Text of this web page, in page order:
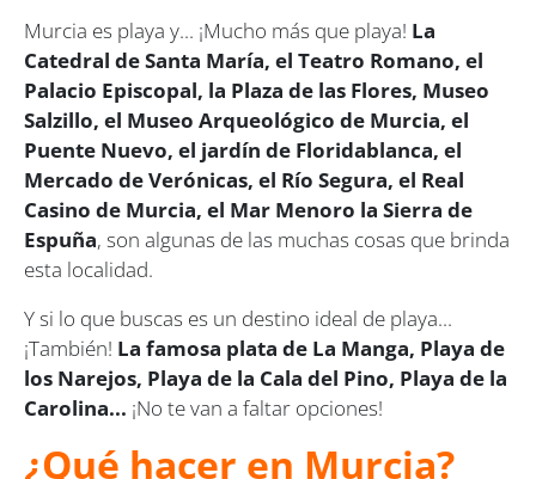
Murcia es playa y... ¡Mucho más que playa! La
Catedral de Santa María, el Teatro Romano, el
Palacio Episcopal, la Plaza de las Flores, Museo
Salzillo, el Museo Arqueológico de Murcia, el
Puente Nuevo, el jardín de Floridablanca, el
Mercado de Verónicas, el Río Segura, el Real
Casino de Murcia, el Mar Menoro la Sierra de
Espuña, son algunas de las muchas cosas que brinda
esta localidad.
Y si lo que buscas es un destino ideal de playa...
¡También! La famosa plata de La Manga, Playa de
los Narejos, Playa de la Cala del Pino, Playa de la
Carolina... ¡No te van a faltar opciones!
¿Qué hacer en Murcia?